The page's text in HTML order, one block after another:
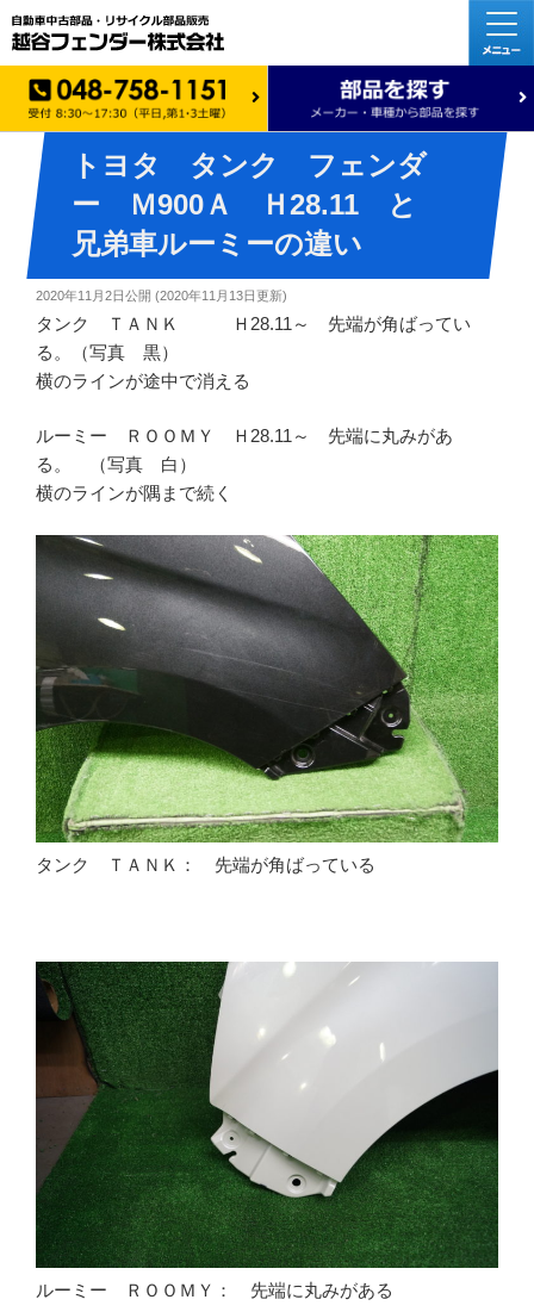
トヨタ タンク フェンダ
ー Ｍ900Ａ Ｈ28.11 と
兄弟車ルーミーの違い
2020年11月2日公開 (2020年11月13日更新)
タンク ＴＡＮＫ Ｈ28.11～ 先端が角ばってい
る。（写真 黒）
横のラインが途中で消える
ルーミー ＲＯＯＭＹ Ｈ28.11～ 先端に丸みがあ
る。 （写真 白）
横のラインが隅まで続く
タンク ＴＡＮＫ： 先端が角ばっている
ルーミー ＲＯＯＭＹ： 先端に丸みがある